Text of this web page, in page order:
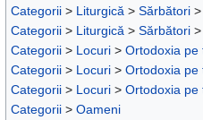
Categorii > Liturgică > Sărbători >
Categorii > Liturgică > Sărbători >
Categorii > Locuri > Ortodoxia pe
Categorii > Locuri > Ortodoxia pe
Categorii > Locuri > Ortodoxia pe
Categorii > Oameni